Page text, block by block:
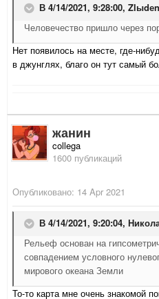
В 4/14/2021, 9:28:00,
Человечество пришло через
Нет появилось на месте, где-
в джунглях, благо он тут самый
жанин
collega
1600 публикаций
Опубликовано: 14 Apr 2021
В 4/14/2021, 9:20:04,
Рельеф основан на
совпадением условного
мирового океана Земли
То-то карта мне очень знакомой